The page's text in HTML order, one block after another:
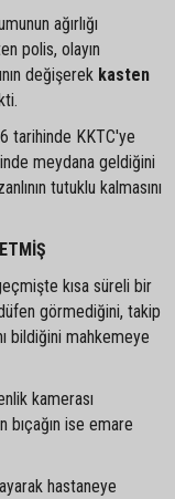
ağırlığı
polis, olayın
değişerek kasten
tarihinde KKTC'ye
meydana geldiğini
tutuklu kalmasını
kısa süreli bir
görmediğini, takip
bildiğini mahkemeye
kamerası
bıçağın ise emare
hastaneye